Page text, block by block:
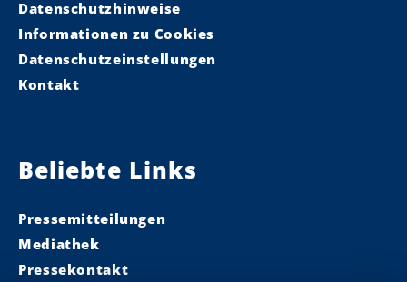
Datenschutzhinweise
Informationen zu Cookies
Datenschutzeinstellungen
Kontakt
Beliebte Links
Pressemitteilungen
Mediathek
Pressekontakt